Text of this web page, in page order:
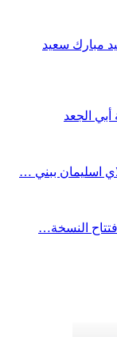
مبارك سعيد
أبي الجعد
اسليمان ببني …
النسخة…